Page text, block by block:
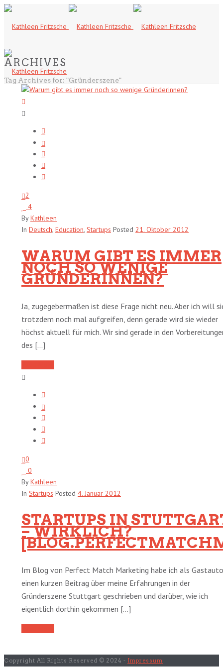
ARCHIVES
Tag Archives for: "Gründerszene"
2
4
ByKathleen
In Deutsch, Education, Startups Posted 21. Oktober 2012
WARUM GIBT ES IMMER
NOCH SO WENIGE
GRÜNDERINNEN?
Ja, zugegebermaßen ist diese Frage nicht neu. Aber ich will
trotzdem noch mal aufgreifen, denn gerade wird sie wieder
höchst aktuell für mich. Wir sind gerade in den
des [...]
0
0
ByKathleen
In Startups Posted 4. Januar 2012
STARTUPS IN
– WIRKLICH?
Im Blog von Perfect Match Marketing habe ich als
einen kurzen Beitrag über meine Erfahrungen in der
Gründerszene Stuttgart geschrieben und darüber, wie ich
eigentlich dorthin gekommen [...]
Copyright All Rights Reserved © 2024 - Impressum